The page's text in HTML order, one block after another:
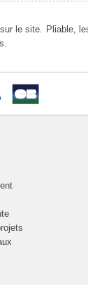
le site. Pliable,